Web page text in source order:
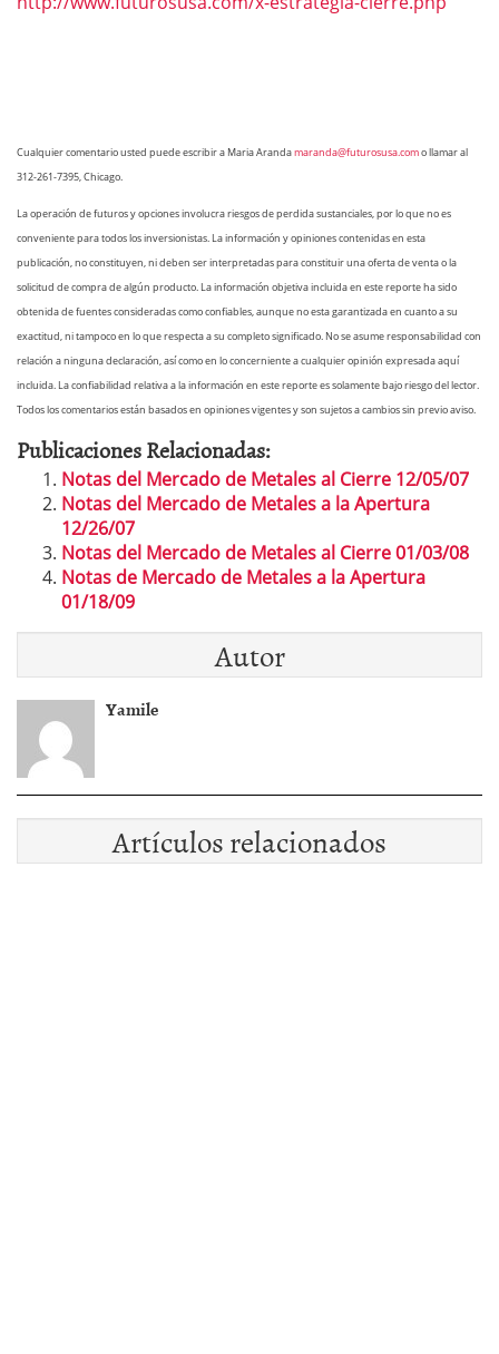
Cualquier comentario usted puede escribir a Maria Arandamaranda@futurosusa.como llamar al
312-261-7395, Chicago.
La operación de futuros y opciones involucra riesgos de perdida sustanciales, por lo que no es
conveniente para todos los inversionistas. La información y opiniones contenidas en esta
publicación, no constituyen, ni deben ser interpretadas para constituir una oferta de venta o la
solicitud de compra de algún producto. La información objetiva incluida en este reporte ha sido
obtenida de fuentes consideradas como confiables, aunque no esta garantizada en cuanto a su
exactitud, ni tampoco en lo que respecta a su completo significado. No se asume responsabilidad con
relación a ninguna declaración, así como en lo concerniente a cualquier opinión expresada aquí
incluida. La confiabilidad relativa a la información en este reporte es solamente bajo riesgo del lector.
Todos los comentarios están basados en opiniones vigentes y son sujetos a cambios sin previo aviso.
Publicaciones Relacionadas:
Notas del Mercado de Metales al Cierre 12/05/07
Notas del Mercado de Metales a la Apertura
12/26/07
Notas del Mercado de Metales al Cierre 01/03/08
Notas de Mercado de Metales a la Apertura
01/18/09
Autor
Yamile
Artículos relacionados